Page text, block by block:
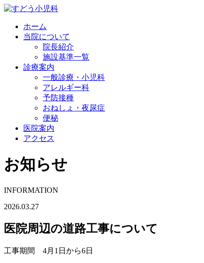
ホーム
当院について
院長紹介
施設基準一覧
診療案内
一般診療・小児科
アレルギー科
予防接種
おねしょ・夜尿症
便秘
医院案内
アクセス
お知らせ
INFORMATION
2026.03.27
医院周辺の道路工事について
工事期間 4月1日から6日